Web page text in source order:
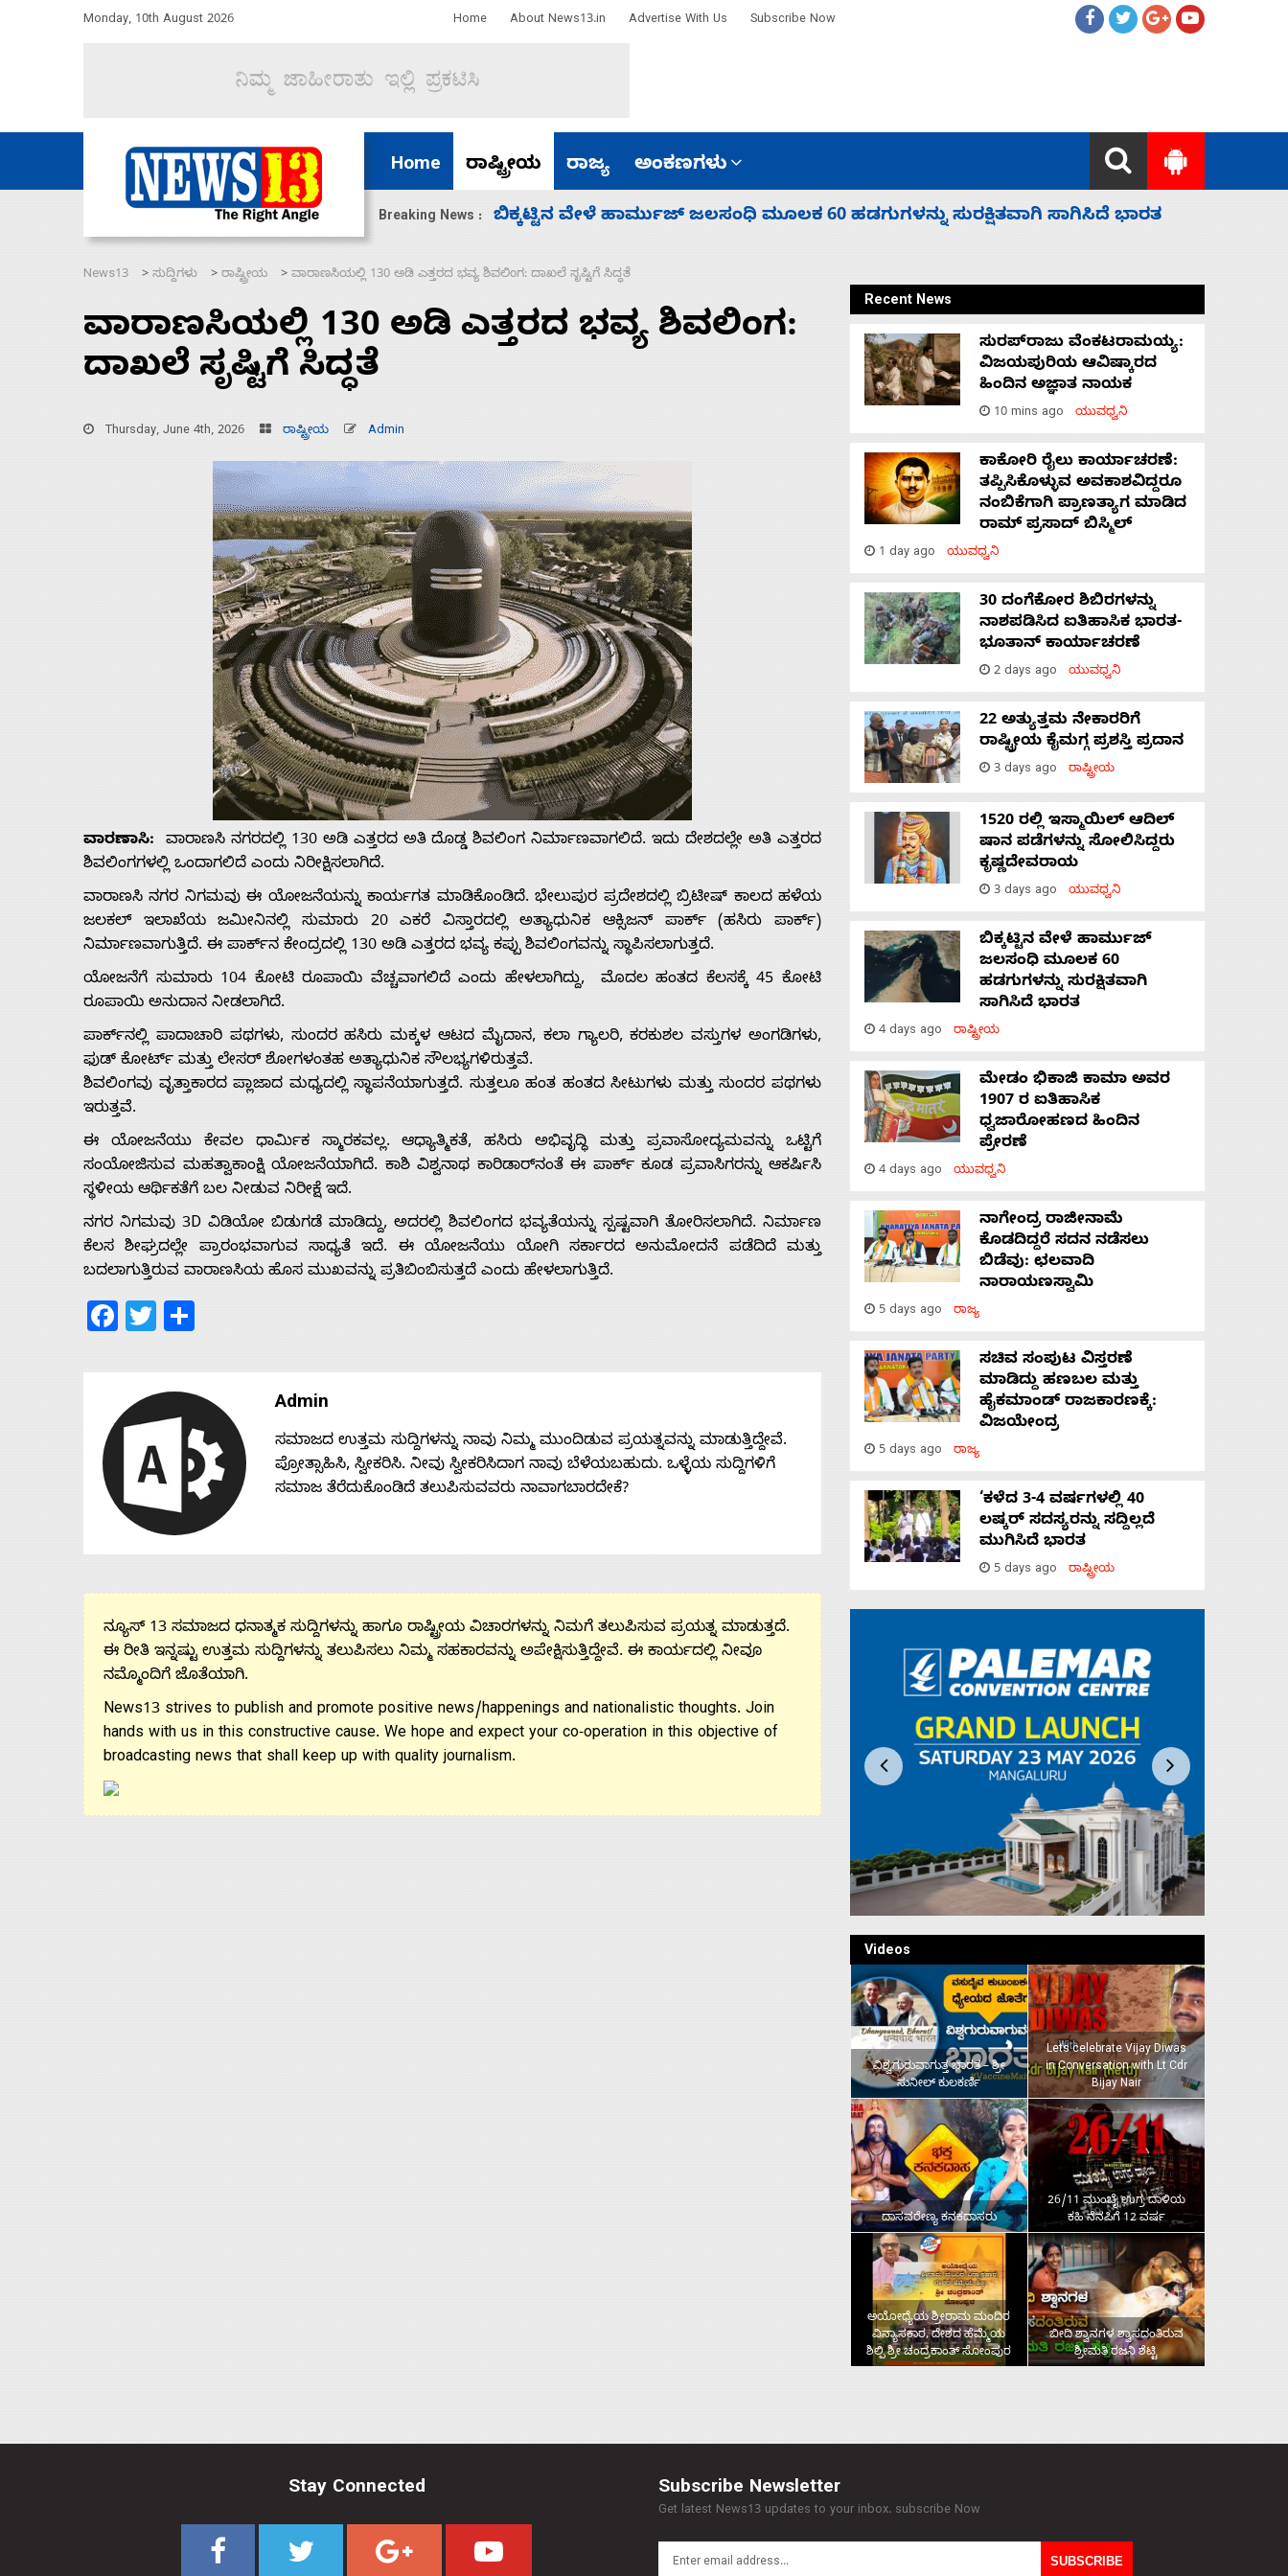
Monday, 10th August 2026 Home About News13.in Advertise With Us Subscribe Now
Home ರಾಷ್ಟ್ರೀಯ ರಾಜ್ಯ ಅಂಕಣಗಳು
Breaking News :
ಮೂಲಕ 60 ಹಡಗುಗಳನ್ನು ಸುರಕ್ಷಿತವಾಗಿ ಸಾಗಿಸಿದೆ ಭಾರತ ನಾಗೇಂದ್ರ ರಾಜೀನಾಮೆ ಕೊಡದಿದ್ದರೆ ಸದನ ನಡೆಸಲು ಬಿಡೆವು: ಛಲವಾದಿ ನಾರಾಯಣಸ್ವಾಮಿ
Advertise
Contact
News13 > ಸುದ್ದಿಗಳು > ರಾಷ್ಟ್ರೀಯ > ವಾರಾಣಸಿಯಲ್ಲಿ 130 ಅಡಿ ಎತ್ತರದ ಭವ್ಯ ಶಿವಲಿಂಗ: ದಾಖಲೆ ಸೃಷ್ಟಿಗೆ ಸಿದ್ಧತೆ
ವಾರಾಣಸಿಯಲ್ಲಿ 130 ಅಡಿ ಎತ್ತರದ ಭವ್ಯ ಶಿವಲಿಂಗ:
ದಾಖಲೆ ಸೃಷ್ಟಿಗೆ ಸಿದ್ಧತೆ
Thursday, June 4th, 2026 ರಾಷ್ಟ್ರೀಯ Admin
ವಾರಣಾಸಿ: ವಾರಾಣಸಿ ನಗರದಲ್ಲಿ 130 ಅಡಿ ಎತ್ತರದ ಅತಿ ದೊಡ್ಡ ಶಿವಲಿಂಗ ನಿರ್ಮಾಣವಾಗಲಿದೆ. ಇದು ದೇಶದಲ್ಲೇ ಅತಿ ಎತ್ತರದ
ಶಿವಲಿಂಗಗಳಲ್ಲಿ ಒಂದಾಗಲಿದೆ ಎಂದು ನಿರೀಕ್ಷಿಸಲಾಗಿದೆ.
ವಾರಾಣಸಿ ನಗರ ನಿಗಮವು ಈ ಯೋಜನೆಯನ್ನು ಕಾರ್ಯಗತ ಮಾಡಿಕೊಂಡಿದೆ. ಭೇಲುಪುರ ಪ್ರದೇಶದಲ್ಲಿ ಬ್ರಿಟೀಷ್ ಕಾಲದ ಹಳೆಯ
ಜಲಕಲ್ ಇಲಾಖೆಯ ಜಮೀನಿನಲ್ಲಿ ಸುಮಾರು 20 ಎಕರೆ ವಿಸ್ತಾರದಲ್ಲಿ ಅತ್ಯಾಧುನಿಕ ಆಕ್ಸಿಜನ್ ಪಾರ್ಕ್ (ಹಸಿರು ಪಾರ್ಕ್)
ನಿರ್ಮಾಣವಾಗುತ್ತಿದೆ. ಈ ಪಾರ್ಕ್‌ನ ಕೇಂದ್ರದಲ್ಲಿ 130 ಅಡಿ ಎತ್ತರದ ಭವ್ಯ ಕಪ್ಪು ಶಿವಲಿಂಗವನ್ನು ಸ್ಥಾಪಿಸಲಾಗುತ್ತದೆ.
ಯೋಜನೆಗೆ ಸುಮಾರು 104 ಕೋಟಿ ರೂಪಾಯಿ ವೆಚ್ಚವಾಗಲಿದೆ ಎಂದು ಹೇಳಲಾಗಿದ್ದು, ಮೊದಲ ಹಂತದ ಕೆಲಸಕ್ಕೆ 45 ಕೋಟಿ
ರೂಪಾಯಿ ಅನುದಾನ ನೀಡಲಾಗಿದೆ.
ಪಾರ್ಕ್‌ನಲ್ಲಿ ಪಾದಾಚಾರಿ ಪಥಗಳು, ಸುಂದರ ಹಸಿರು ಮಕ್ಕಳ ಆಟದ ಮೈದಾನ, ಕಲಾ ಗ್ಯಾಲರಿ, ಕರಕುಶಲ ವಸ್ತುಗಳ ಅಂಗಡಿಗಳು,
ಫುಡ್ ಕೋರ್ಟ್ ಮತ್ತು ಲೇಸರ್ ಶೋಗಳಂತಹ ಅತ್ಯಾಧುನಿಕ ಸೌಲಭ್ಯಗಳಿರುತ್ತವೆ.
ಶಿವಲಿಂಗವು ವೃತ್ತಾಕಾರದ ಪ್ಲಾಜಾದ ಮಧ್ಯದಲ್ಲಿ ಸ್ಥಾಪನೆಯಾಗುತ್ತದೆ. ಸುತ್ತಲೂ ಹಂತ ಹಂತದ ಸೀಟುಗಳು ಮತ್ತು ಸುಂದರ ಪಥಗಳು
ಇರುತ್ತವೆ.
ಈ ಯೋಜನೆಯು ಕೇವಲ ಧಾರ್ಮಿಕ ಸ್ಮಾರಕವಲ್ಲ. ಆಧ್ಯಾತ್ಮಿಕತೆ, ಹಸಿರು ಅಭಿವೃದ್ಧಿ ಮತ್ತು ಪ್ರವಾಸೋದ್ಯಮವನ್ನು ಒಟ್ಟಿಗೆ
ಸಂಯೋಜಿಸುವ ಮಹತ್ವಾಕಾಂಕ್ಷಿ ಯೋಜನೆಯಾಗಿದೆ. ಕಾಶಿ ವಿಶ್ವನಾಥ ಕಾರಿಡಾರ್‌ನಂತೆ ಈ ಪಾರ್ಕ್ ಕೂಡ ಪ್ರವಾಸಿಗರನ್ನು ಆಕರ್ಷಿಸಿ
ಸ್ಥಳೀಯ ಆರ್ಥಿಕತೆಗೆ ಬಲ ನೀಡುವ ನಿರೀಕ್ಷೆ ಇದೆ.
ನಗರ ನಿಗಮವು 3D ವಿಡಿಯೋ ಬಿಡುಗಡೆ ಮಾಡಿದ್ದು, ಅದರಲ್ಲಿ ಶಿವಲಿಂಗದ ಭವ್ಯತೆಯನ್ನು ಸ್ಪಷ್ಟವಾಗಿ ತೋರಿಸಲಾಗಿದೆ. ನಿರ್ಮಾಣ
ಕೆಲಸ ಶೀಘ್ರದಲ್ಲೇ ಪ್ರಾರಂಭವಾಗುವ ಸಾಧ್ಯತೆ ಇದೆ. ಈ ಯೋಜನೆಯು ಯೋಗಿ ಸರ್ಕಾರದ ಅನುಮೋದನೆ ಪಡೆದಿದೆ ಮತ್ತು
ಬದಲಾಗುತ್ತಿರುವ ವಾರಾಣಸಿಯ ಹೊಸ ಮುಖವನ್ನು ಪ್ರತಿಬಿಂಬಿಸುತ್ತದೆ ಎಂದು ಹೇಳಲಾಗುತ್ತಿದೆ.
Facebook
Twitter
Admin
ಸಮಾಜದ ಉತ್ತಮ ಸುದ್ದಿಗಳನ್ನು ನಾವು ನಿಮ್ಮ ಮುಂದಿಡುವ ಪ್ರಯತ್ನವನ್ನು ಮಾಡುತ್ತಿದ್ದೇವೆ.
ಪ್ರೋತ್ಸಾಹಿಸಿ, ಸ್ವೀಕರಿಸಿ. ನೀವು ಸ್ವೀಕರಿಸಿದಾಗ ನಾವು ಬೆಳೆಯಬಹುದು. ಒಳ್ಳೆಯ ಸುದ್ದಿಗಳಿಗೆ
ಸಮಾಜ ತೆರೆದುಕೊಂಡಿದೆ ತಲುಪಿಸುವವರು ನಾವಾಗಬಾರದೇಕೆ?
ನ್ಯೂಸ್ 13 ಸಮಾಜದ ಧನಾತ್ಮಕ ಸುದ್ದಿಗಳನ್ನು ಹಾಗೂ ರಾಷ್ಟ್ರೀಯ ವಿಚಾರಗಳನ್ನು ನಿಮಗೆ ತಲುಪಿಸುವ ಪ್ರಯತ್ನ ಮಾಡುತ್ತದೆ.
ಈ ರೀತಿ ಇನ್ನಷ್ಟು ಉತ್ತಮ ಸುದ್ದಿಗಳನ್ನು ತಲುಪಿಸಲು ನಿಮ್ಮ ಸಹಕಾರವನ್ನು ಅಪೇಕ್ಷಿಸುತ್ತಿದ್ದೇವೆ. ಈ ಕಾರ್ಯದಲ್ಲಿ ನೀವೂ
ನಮ್ಮೊಂದಿಗೆ ಜೊತೆಯಾಗಿ.
News13 strives to publish and promote positive news/happenings and nationalistic thoughts. Join
hands with us in this constructive cause. We hope and expect your co-operation in this objective of
broadcasting news that shall keep up with quality journalism.
Recent News
ಸುರಪ್‌ರಾಜು ವೆಂಕಟರಾಮಯ್ಯ:
ವಿಜಯಪುರಿಯ ಆವಿಷ್ಕಾರದ
ಹಿಂದಿನ ಅಜ್ಞಾತ ನಾಯಕ
10 mins ago ಯುವಧ್ವನಿ
ಕಾಕೋರಿ ರೈಲು ಕಾರ್ಯಾಚರಣೆ:
ತಪ್ಪಿಸಿಕೊಳ್ಳುವ ಅವಕಾಶವಿದ್ದರೂ
ನಂಬಿಕೆಗಾಗಿ ಪ್ರಾಣತ್ಯಾಗ ಮಾಡಿದ
ರಾಮ್ ಪ್ರಸಾದ್ ಬಿಸ್ಮಿಲ್
1 day ago ಯುವಧ್ವನಿ
30 ದಂಗೆಕೋರ ಶಿಬಿರಗಳನ್ನು
ನಾಶಪಡಿಸಿದ ಐತಿಹಾಸಿಕ ಭಾರತ-
ಭೂತಾನ್ ಕಾರ್ಯಾಚರಣೆ
2 days ago ಯುವಧ್ವನಿ
22 ಅತ್ಯುತ್ತಮ ನೇಕಾರರಿಗೆ
ರಾಷ್ಟ್ರೀಯ ಕೈಮಗ್ಗ ಪ್ರಶಸ್ತಿ ಪ್ರದಾನ
3 days ago ರಾಷ್ಟ್ರೀಯ
1520 ರಲ್ಲಿ ಇಸ್ಮಾಯಿಲ್ ಆದಿಲ್
ಷಾನ ಪಡೆಗಳನ್ನು ಸೋಲಿಸಿದ್ದರು
ಕೃಷ್ಣದೇವರಾಯ
3 days ago ಯುವಧ್ವನಿ
ಬಿಕ್ಕಟ್ಟಿನ ವೇಳೆ ಹಾರ್ಮುಜ್
ಜಲಸಂಧಿ ಮೂಲಕ 60
ಹಡಗುಗಳನ್ನು ಸುರಕ್ಷಿತವಾಗಿ
ಸಾಗಿಸಿದೆ ಭಾರತ
4 days ago ರಾಷ್ಟ್ರೀಯ
ಮೇಡಂ ಭಿಕಾಜಿ ಕಾಮಾ ಅವರ
1907 ರ ಐತಿಹಾಸಿಕ
ಧ್ವಜಾರೋಹಣದ ಹಿಂದಿನ
ಪ್ರೇರಣೆ
4 days ago ಯುವಧ್ವನಿ
ನಾಗೇಂದ್ರ ರಾಜೀನಾಮೆ
ಕೊಡದಿದ್ದರೆ ಸದನ ನಡೆಸಲು
ಬಿಡೆವು: ಛಲವಾದಿ
ನಾರಾಯಣಸ್ವಾಮಿ
5 days ago ರಾಜ್ಯ
ಸಚಿವ ಸಂಪುಟ ವಿಸ್ತರಣೆ
ಮಾಡಿದ್ದು ಹಣಬಲ ಮತ್ತು
ಹೈಕಮಾಂಡ್ ರಾಜಕಾರಣಕ್ಕೆ:
ವಿಜಯೇಂದ್ರ
5 days ago ರಾಜ್ಯ
‘ಕಳೆದ 3-4 ವರ್ಷಗಳಲ್ಲಿ 40
ಲಷ್ಕರ್ ಸದಸ್ಯರನ್ನು ಸದ್ದಿಲ್ಲದೆ
ಮುಗಿಸಿದೆ ಭಾರತ
5 days ago ರಾಷ್ಟ್ರೀಯ
Videos
ವಿಶ್ವಗುರುವಾಗುತ್ತ ಭಾರತ – ಶ್ರೀ
ಸುನೀಲ್‌ ಕುಲಕರ್ಣಿ
Lets celebrate Vijay Diwas
in Conversation with Lt Cdr
Bijay Nair
ದಾಸವರೇಣ್ಯ ಕನಕದಾಸರು
26/11 ಮುಂಬೈ ಉಗ್ರ ದಾಳಿಯ
ಕಹಿ ನೆನಪಿಗೆ 12 ವರ್ಷ
ಅಯೋಧ್ಯೆಯ ಶ್ರೀರಾಮ ಮಂದಿರ
ವಿನ್ಯಾಸಕಾರ, ದೇಶದ ಹೆಮ್ಮೆಯ
ಶಿಲ್ಪಿ ಶ್ರೀ ಚಂದ್ರಕಾಂತ್‌ ಸೋಂಪುರ
ಬೀದಿ ಶ್ವಾನಗಳ ಶ್ವಾಸದಂತಿರುವ
ಶ್ರೀಮತಿ ರಜನಿ ಶೆಟ್ಟಿ
Stay Connected Subscribe Newsletter
Get latest News13 updates to your inbox. subscribe Now